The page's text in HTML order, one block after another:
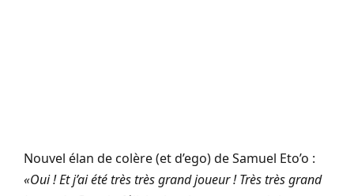
Nouvel élan de colère (et d’ego) de Samuel Eto’o :
«Oui ! Et j’ai été très très grand joueur ! Très très grand